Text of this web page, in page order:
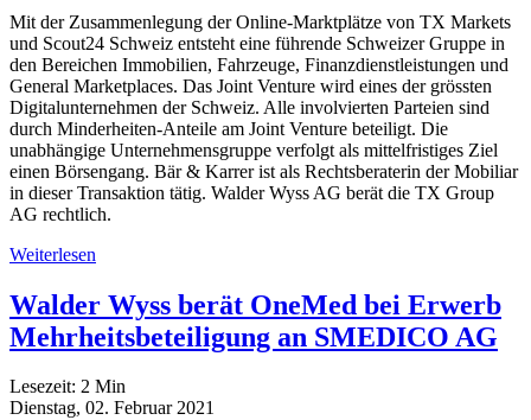
Mit der Zusammenlegung der Online-Marktplätze von TX Markets
und Scout24 Schweiz entsteht eine führende Schweizer Gruppe in
den Bereichen Immobilien, Fahrzeuge, Finanzdienstleistungen und
General Marketplaces. Das Joint Venture wird eines der grössten
Digitalunternehmen der Schweiz. Alle involvierten Parteien sind
durch Minderheiten-Anteile am Joint Venture beteiligt. Die
unabhängige Unternehmensgruppe verfolgt als mittelfristiges Ziel
einen Börsengang. Bär & Karrer ist als Rechtsberaterin der Mobiliar
in dieser Transaktion tätig. Walder Wyss AG berät die TX Group
AG rechtlich.
Weiterlesen
Walder Wyss berät OneMed bei Erwerb
Mehrheitsbeteiligung an SMEDICO AG
Lesezeit: 2 Min
Dienstag, 02. Februar 2021